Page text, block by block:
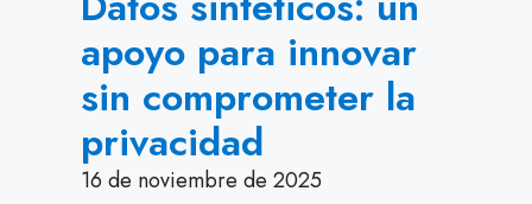
apoyo para innovar
sin comprometer la
privacidad
16 de noviembre de 2025